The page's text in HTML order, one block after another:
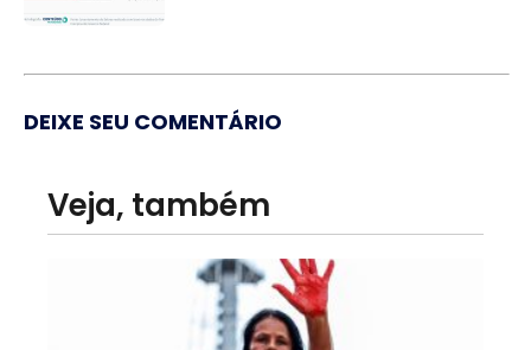
DEIXE SEU COMENTÁRIO
Veja, também